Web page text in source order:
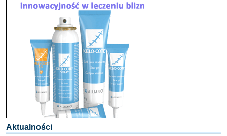
Aktualności